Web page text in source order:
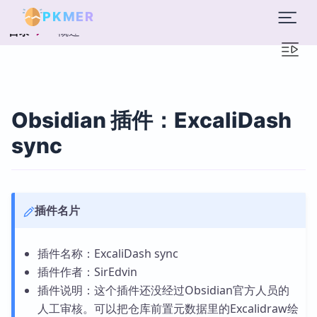
PKMER
目录 概述
Obsidian 插件：ExcaliDash
sync
插件名片
插件名称：ExcaliDash sync
插件作者：SirEdvin
插件说明：这个插件还没经过Obsidian官方人员的
人工审核。可以把仓库前置元数据里的Excalidraw绘